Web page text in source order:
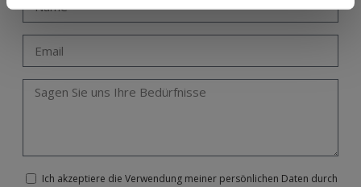
Ich akzeptiere die Verwendung meiner persönlichen Daten durch